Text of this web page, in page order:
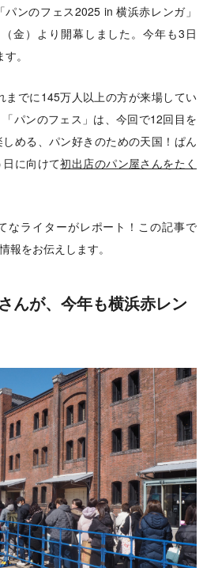
ンのフェス2025 in 横浜赤レンガ」
金）より開幕しました。今年も3日
。
までに145万人以上の方が来場してい
パンのフェス」は、今回で12回目を
める、パン好きのための天国！ぱん
に向けて初出店のパン屋さんをたく
なライターがレポート！この記事で
報をお伝えします。
んが、今年も横浜赤レン